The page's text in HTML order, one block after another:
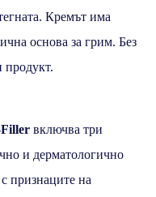
Кремът има
основа за грим. Без
продукт.
включва три
и дерматологично
признаците на